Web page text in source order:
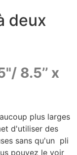
deux
8.5’’ x
plus larges
d'utiliser des
sans qu'un pli
pouvez le voir